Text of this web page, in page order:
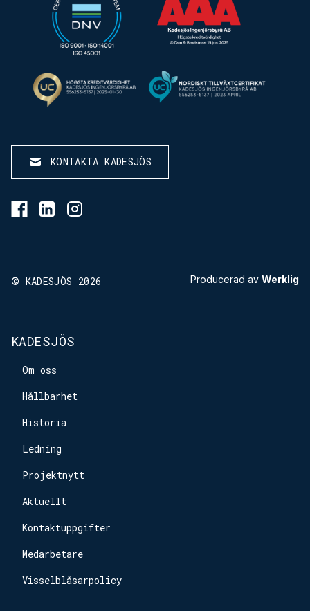
KONTAKTA KADESJÖS
BESÖK KADESJÖS PÅ FACEBOOK
BESÖK KADESJÖS PÅ LINKEDIN
BESÖK KADESJÖS PÅ INSTAGRAM
© KADESJÖS 2026 Producerad av Werklig
KADESJÖS
Om oss
Hållbarhet
Historia
Ledning
Projektnytt
Aktuellt
Kontaktuppgifter
Medarbetare
Visselblåsarpolicy